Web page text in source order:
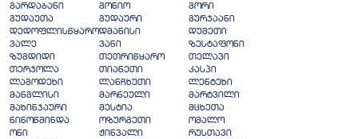
გარდაბანი
გონიო
გორი
გუდაუთა
გუდაური
გურჯაანი
დედოფლისწყაროდმანისი
დუშეთი
ვალე
ვანი
ზესტაფონი
ზუგდიდი
თეთრიწყარო
თელავი
თერჯოლა
თიანეთი
კასპი
ლაგოდეხი
ლანჩხუთი
ლენტეხი
მანგლისი
მარნეული
მარტვილი
მახინჯაური
მესტია
მცხეთა
ნინოწმინდა
ოზურგეთი
ომალო
ონი
ჟინვალი
რუსთავი